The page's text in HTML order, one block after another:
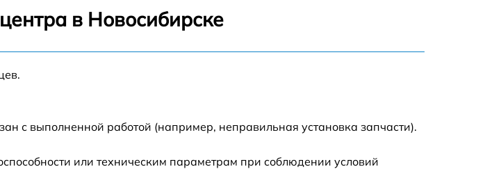
100 мин
от 70 мин 3200 р
в Новосибирске
с выполненной работой (например, неправильная установка запчасти).
или техническим параметрам при соблюдении условий